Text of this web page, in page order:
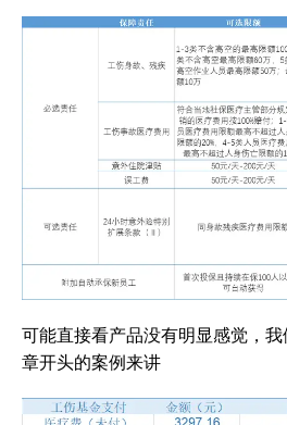
可能直接看产品没有明显感觉，
章开头的案例来讲